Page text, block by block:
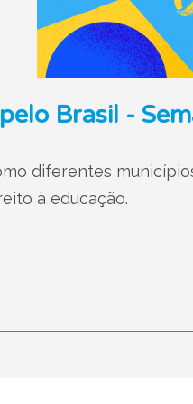
Brasil -
diferentes
à educação.